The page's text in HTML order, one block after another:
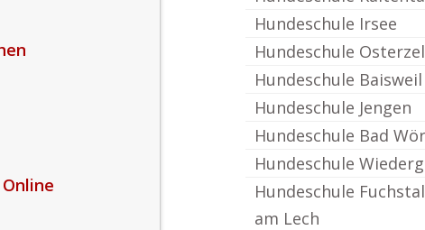
Hundeschule Irsee
Hundeschule
Hundeschule Baisweil
Hundeschule Jengen
Hundeschule Bad
Hundeschule
Hundeschule
am Lech